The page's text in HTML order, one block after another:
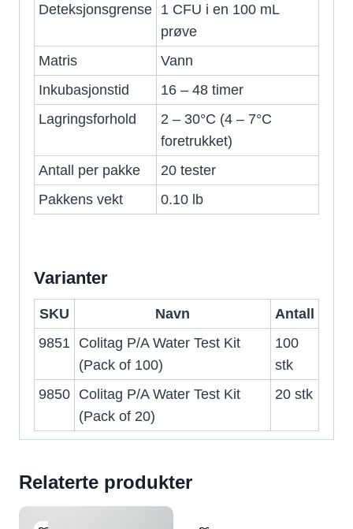
Deteksjonsgrense 1 CFU i en 100 mL
prøve
Matris
Vann
Inkubasjonstid
16 – 48 timer
Lagringsforhold
2 – 30°C (4 – 7°C
foretrukket)
Antall per pakke
20 tester
Pakkens vekt
0.10 lb
Varianter
SKU Navn
Antall
9851
Colitag P/A Water Test Kit
(Pack of 100)
100
stk
9850 Colitag P/A Water Test Kit
(Pack of 20)
20 stk
Relaterte produkter